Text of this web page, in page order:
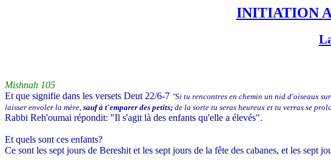
INITIATION
Mishnah 105
Et que signifie dans les versets Deut 22/6-7 "Si tu rencontres en chemin un nid d'oiseaux
laisser envoler la mère, sauf à t'emparer des petits; de la sorte tu seras heureux et tu verras se
Rabbi Reh'oumai répondit: "Il s'agit là des enfants qu'elle a élevés".
Et quels sont ces enfants?
Ce sont les sept jours de Bereshit et les sept jours de la fête des cabanes, et les sept